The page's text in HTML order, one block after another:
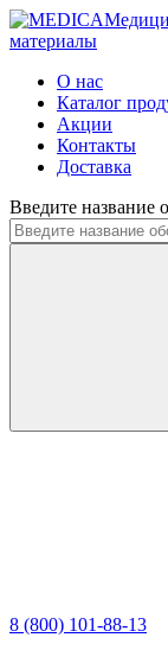
материалы
О нас
Каталог
Акции
Контакты
Доставка
Введите название
8 (800) 101-88-13